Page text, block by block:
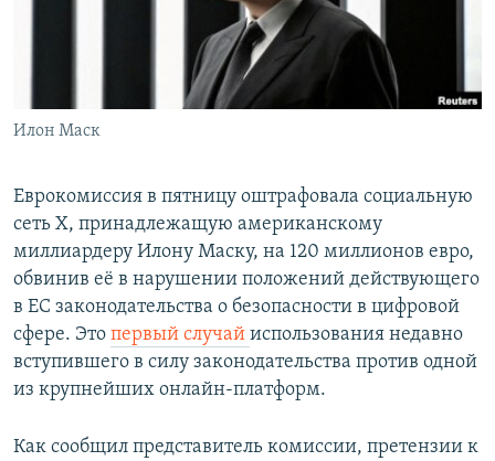
Илон Маск
Еврокомиссия в пятницу оштрафовала социальную
сеть X, принадлежащую американскому
миллиардеру Илону Маску, на 120 миллионов евро,
обвинив её в нарушении положений действующего
в ЕС законодательства о безопасности в цифровой
сфере. Это первый случай использования недавно
вступившего в силу законодательства против одной
из крупнейших онлайн-платформ.
Как сообщил представитель комиссии, претензии к